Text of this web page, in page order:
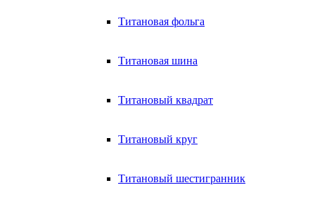
Титановая фольга
Титановая шина
Титановый квадрат
Титановый круг
Титановый шестигранник